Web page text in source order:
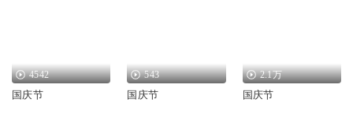
4542
国庆节
543
国庆节
2.1万
国庆节